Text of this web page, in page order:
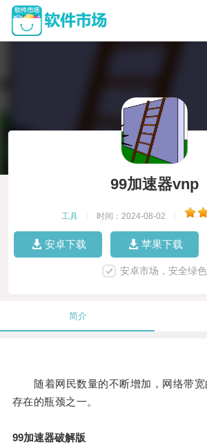
99加速器vnp
工具 时间：2024-08-02
安卓下载 苹果下载
安卓市场，安全绿色
简介
随着网民数量的不断增加，网络带宽
存在的瓶颈之一。
99加速器破解版